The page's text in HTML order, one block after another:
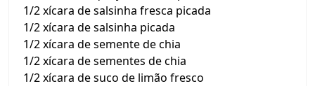
1/2 xícara de salsinha fresca picada
1/2 xícara de salsinha picada
1/2 xícara de semente de chia
1/2 xícara de sementes de chia
1/2 xícara de suco de limão fresco